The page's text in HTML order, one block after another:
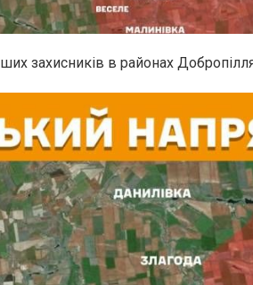
захисників в районах